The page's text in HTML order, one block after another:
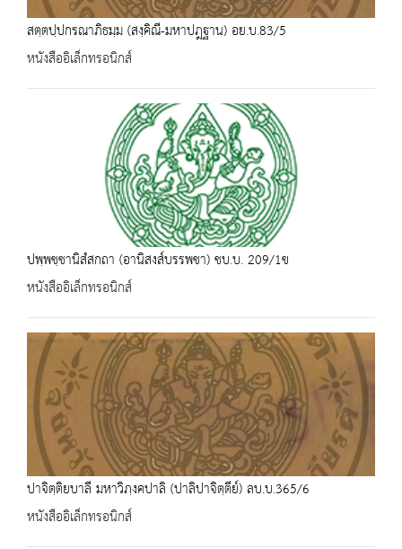
สตฺตปฺปกรณาภิธมฺม (สงฺคิณี-มหาปฎฐาน) อย.บ.83/5
หนังสืออิเล็กทรอนิกส์
ปพฺพชฺชานิสํสกถา (อานิสงส์บรรพชา) ชบ.บ. 209/1ข
หนังสืออิเล็กทรอนิกส์
ปาจิตฺติยบาลี มหาวิภฺงคปาลิ (ปาลิปาจิตฺตีย์) ลบ.บ.365/6
หนังสืออิเล็กทรอนิกส์